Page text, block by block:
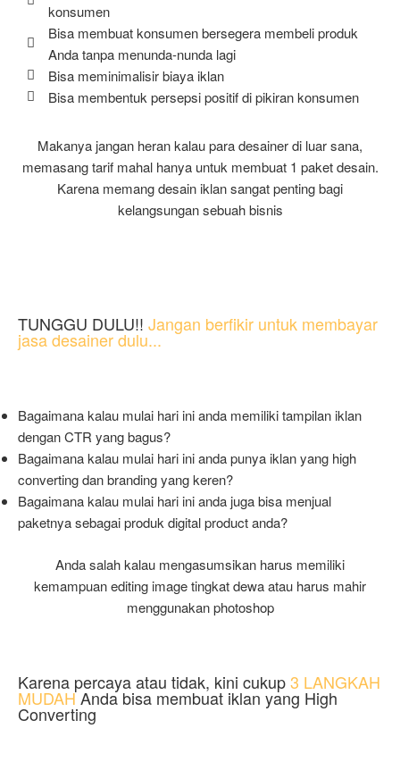
konsumen
Bisa membuat konsumen bersegera membeli produk
Anda tanpa menunda-nunda lagi
Bisa meminimalisir biaya iklan
Bisa membentuk persepsi positif di pikiran konsumen
Makanya jangan heran kalau para desainer di luar sana,
memasang tarif mahal hanya untuk membuat 1 paket desain.
Karena memang desain iklan sangat penting bagi
kelangsungan sebuah bisnis
TUNGGU DULU!! Jangan berfikir untuk membayar
jasa desainer dulu...
Bagaimana kalau mulai hari ini anda memiliki tampilan iklan
dengan CTR yang bagus?
Bagaimana kalau mulai hari ini anda punya iklan yang high
converting dan branding yang keren?
Bagaimana kalau mulai hari ini anda juga bisa menjual
paketnya sebagai produk digital product anda?
Anda salah kalau mengasumsikan harus memiliki
kemampuan editing image tingkat dewa atau harus mahir
menggunakan photoshop
Karena percaya atau tidak, kini cukup3 LANGKAH
MUDAHAnda bisa membuat iklan yang High
Converting